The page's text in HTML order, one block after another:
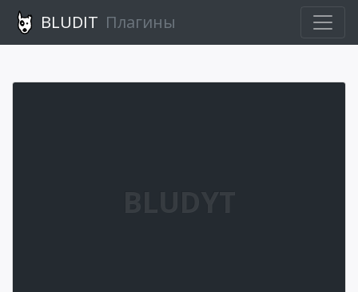
BLUDIT Плагины
BLUDYT